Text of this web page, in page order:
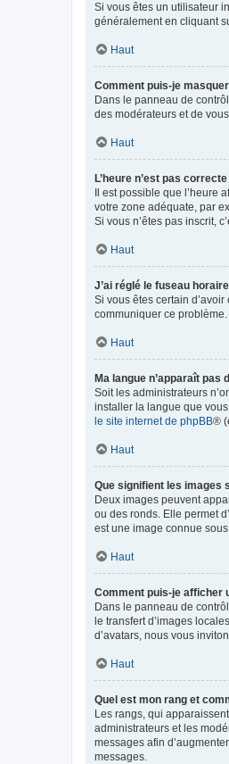
Si vous êtes un utilisateur
généralement en cliquant
Haut
Comment puis-je
Dans le panneau de
des modérateurs et de
Haut
L’heure n’est pas correcte
Il est possible que l’heure
votre zone adéquate, par
Si vous n’êtes pas inscrit,
Haut
J’ai réglé le fuseau
Si vous êtes certain
communiquer ce problème.
Haut
Ma langue n’apparaît pas
Soit les administrateurs
installer la langue que
le site internet de phpBB®
Haut
Que signifient les images
Deux images peuvent
ou des ronds. Elle permet
est une image connue
Haut
Comment puis-je afficher
Dans le panneau de
le transfert d’images
d’avatars, nous vous
Haut
Quel est mon rang et
Les rangs, qui
administrateurs et les
messages afin
messages.